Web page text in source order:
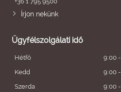
Írjon nekünk
Ügyfélszolgálati idő
Hétfő
9:00
Kedd
9:00
Szerda
9:00